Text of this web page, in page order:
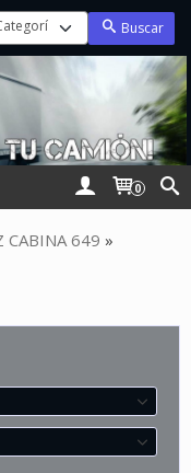
Buscar
0
CABINA 649 »